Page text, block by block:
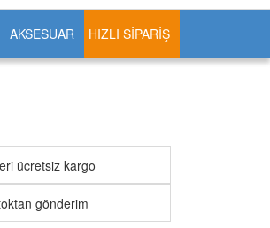
AKSESUAR HIZLI SIPARIŞ
ücretsiz kargo
gönderim